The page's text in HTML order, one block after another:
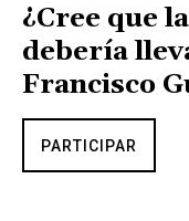
¿Cree que
debería
Francisco
PARTICIPAR